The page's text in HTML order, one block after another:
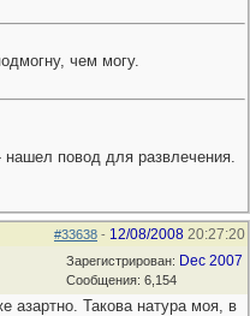
чем могу.
повод для развлечения.
#33638 - 12/08/2008 20:27:20
Зарегистрирован: Dec 2007
Сообщения: 6,154
азартно. Такова натура моя, в